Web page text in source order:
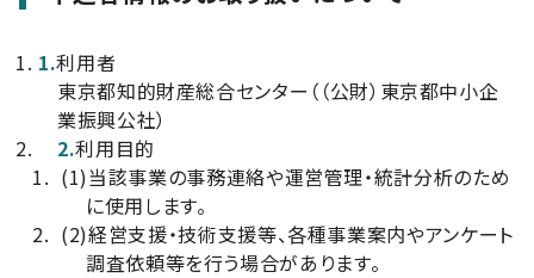
1.利用者
東京都知的財産総合センター（（公財）東京都中小企
業振興公社）
2.利用目的
(1)当該事業の事務連絡や運営管理・統計分析のため
に使用します。
(2)経営支援・技術支援等、各種事業案内やアンケート
調査依頼等を行う場合があります。